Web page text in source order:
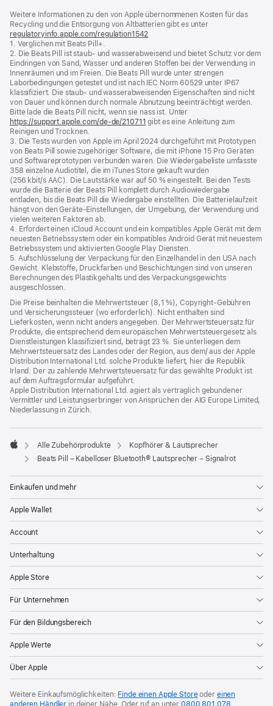
neues
Fenster)
Weitere Informationen zu den von Apple übernommenen Kosten für das
Recycling und die Entsorgung von Altbatterien gibt es unter
regulatoryinfo.apple.com/regulation1542
neues
Fenster)
1. Verglichen mit Beats Pill+.
2. Die Beats Pill ist staub- und wasserabweisend und bietet Schutz vor dem
Eindringen von Sand, Wasser und anderen Stoffen bei der Verwendung in
Innenräumen und im Freien. Die Beats Pill wurde unter strengen
Laborbedingungen getestet und ist nach IEC Norm 60529 unter IP67
klassifiziert. Die staub- und wasserabweisenden Eigenschaften sind nicht
von Dauer und können durch normale Abnutzung beeinträchtigt werden.
Bitte lade die Beats Pill nicht, wenn sie nass ist. Unter
https://support.apple.com/de-de/210711 gibt es eine Anleitung zum
Reinigen und Trocknen.
3. Die Tests wurden von Apple im April 2024 durchgeführt mit Prototypen
von Beats Pill sowie zugehöriger Software, die mit iPhone 15 Pro Geräten
und Softwareprototypen verbunden waren. Die Wiedergabeliste umfasste
358 einzelne Audiotitel, die im iTunes Store gekauft wurden
(256 kbit/s AAC). Die Lautstärke war auf 50 % eingestellt. Bei den Tests
wurde die Batterie der Beats Pill komplett durch Audiowiedergabe
entladen, bis die Beats Pill die Wiedergabe einstellten. Die Batterielaufzeit
hängt von den Geräte-Einstellungen, der Umgebung, der Verwendung und
vielen weiteren Faktoren ab.
4. Erfordert einen iCloud Account und ein kompatibles Apple Gerät mit dem
neuesten Betriebssystem oder ein kompatibles Android Gerät mit neuestem
Betriebssystem und aktivierten Google Play Diensten.
5. Aufschlüsselung der Verpackung für den Einzelhandel in den USA nach
Gewicht. Klebstoffe, Druckfarben und Beschichtungen sind von unseren
Berechnungen des Plastikgehalts und des Verpackungsgewichts
ausgeschlossen.
Die Preise beinhalten die Mehrwertsteuer (8,1 %), Copyright-Gebühren
und Versicherungssteuer (wo erforderlich). Nicht enthalten sind
Lieferkosten, wenn nicht anders angegeben. Der Mehrwertsteuersatz für
Produkte, die entsprechend dem europäischen Mehrwertsteuergesetz als
Dienstleistungen klassifiziert sind, beträgt 23 %. Sie unterliegen dem
Mehrwertsteuersatz des Landes oder der Region, aus dem/ aus der Apple
Distribution International Ltd. solche Produkte liefert, hier die Republik
Irland. Der zu zahlende Mehrwertsteuersatz für das gewählte Produkt ist
auf dem Auftragsformular aufgeführt.
Apple Distribution International Ltd. agiert als vertraglich gebundener
Vermittler und Leistungserbringer von Ansprüchen der AIG Europe Limited,
Niederlassung in Zürich.
Apple
Alle Zubehörprodukte
Kopfhörer & Lautsprecher
Beats Pill – Kabelloser Bluetooth® Lautsprecher – Signalrot
Einkaufen und mehr
Apple Wallet
Account
Unterhaltung
Apple Store
Für Unternehmen
Für den Bildungsbereich
Apple Werte
Über Apple
Weitere Einkaufsmöglichkeiten: Finde einen Apple Storeoder einen
anderen Händler in deiner Nähe. Oder ruf an unter0800 801 078